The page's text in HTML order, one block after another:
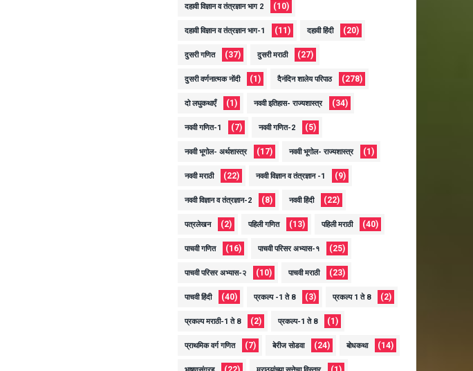
दहावी विज्ञान व तंत्रज्ञान भाग 2 (10)
दहावी विज्ञान व तंत्रज्ञान भाग-1 (11) दहावी हिंदी (20)
दुसरी गणित (37) दुसरी मराठी (27)
दुसरी वर्णनात्मक नोंदी (1) दैनंदिन शालेय परिपाठ (278)
दो लघुकथाएँ (1) नववी इतिहास- राज्यशास्त्र (34)
नववी गणित-1 (7) नववी गणित-2 (5)
नववी भूगोल- अर्थशास्त्र (17) नववी भूगोल- राज्यशास्त्र (1)
नववी मराठी (22) नववी विज्ञान व तंत्रज्ञान -1 (9)
नववी विज्ञान व तंत्रज्ञान-2 (8) नववी हिंदी (22)
पत्रलेखन (2) पहिली गणित (13) पहिली मराठी (40)
पाचवी गणित (16) पाचवी परिसर अभ्यास-१ (25)
पाचवी परिसर अभ्यास-२ (10) पाचवी मराठी (23)
पाचवी हिंदी (40) प्रकल्प -1 ते 8 (3) प्रकल्प 1 ते 8 (2)
प्रकल्प मराठी-1 ते 8 (2) प्रकल्प-1 ते 8 (1)
प्राथमिक वर्ग गणित (7) बेरीज सोडवा (24) बोधकथा (14)